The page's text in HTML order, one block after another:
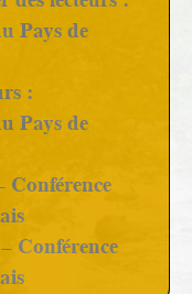
Pays de
:
Pays de
Conférence
Conférence